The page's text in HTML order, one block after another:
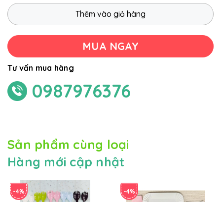
Thêm vào giỏ hàng
MUA NGAY
Tư vấn mua hàng
0987976376
Sản phẩm cùng loại
Hàng mới cập nhật
-4% -4%